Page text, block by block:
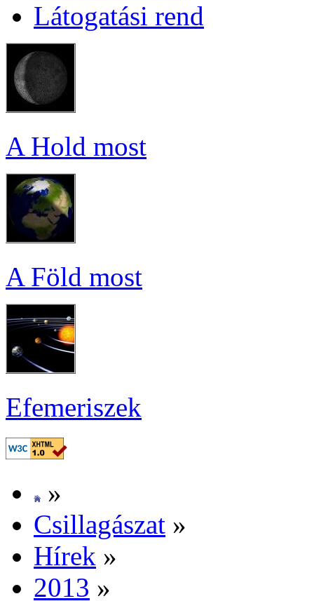
Lá­to­ga­tá­si rend
A Hold most
A Föld most
Efe­me­ri­szek
»
Csil­la­gá­szat »
Hí­rek »
2013 »